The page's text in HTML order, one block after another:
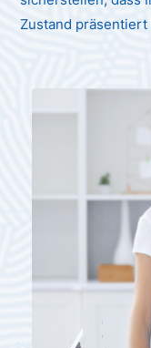
Zustand präsentiert